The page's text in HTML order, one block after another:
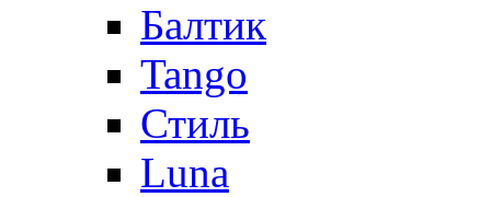
Балтик
Tango
Стиль
Luna